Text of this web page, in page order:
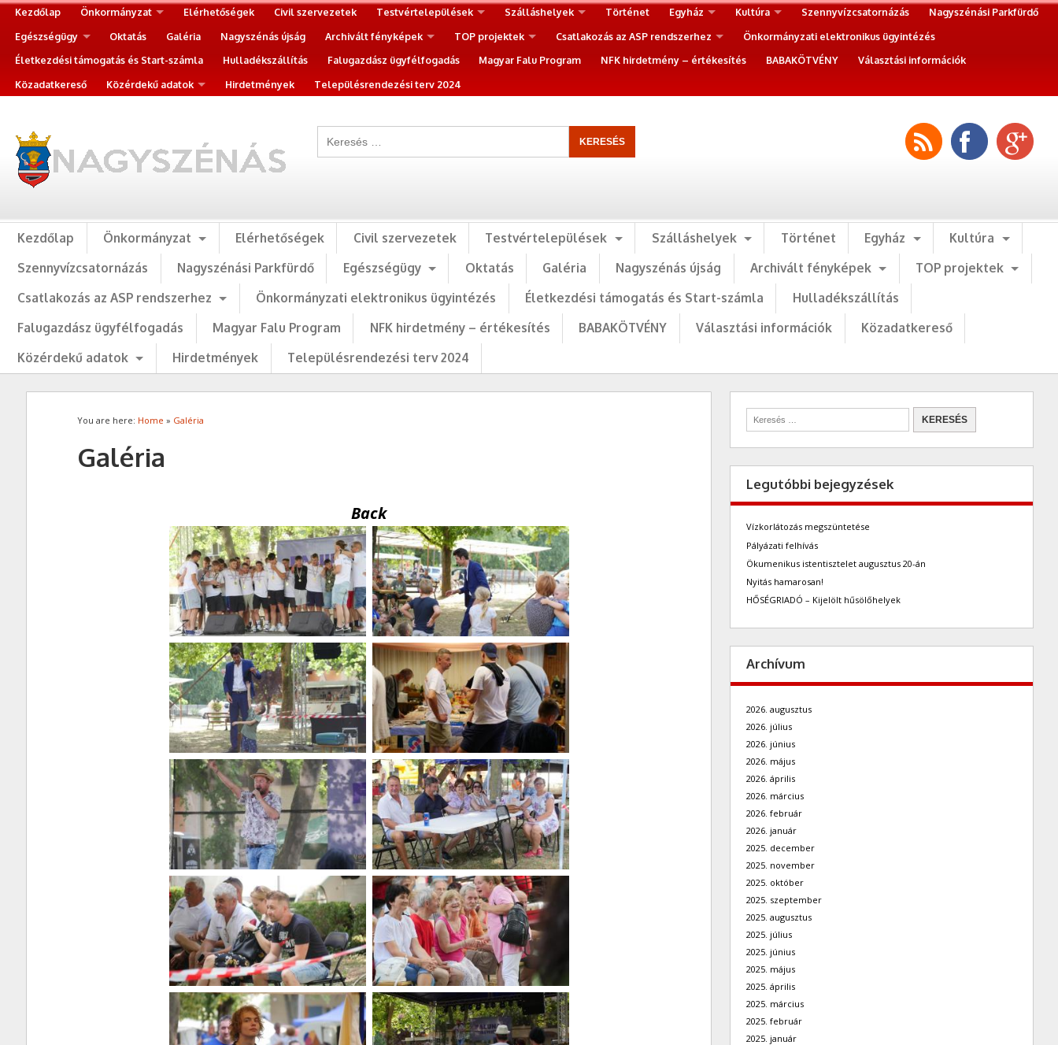
Kezdőlap Önkormányzat Elérhetőségek Civil szervezetek Testvértelepülések Szálláshelyek Történet Egyház Kultúra Szennyvízcsatornázás
Nagyszénási Parkfürdő
Egészségügy
Oktatás Galéria Nagyszénás újság Archivált fényképek TOP projektek Csatlakozás az ASP rendszerhez
Önkormányzati elektronikus ügyintézés
Életkezdési támogatás és Start-számla
Hulladékszállítás Falugazdász ügyfélfogadás Magyar Falu Program NFK hirdetmény – értékesítés BABAKÖTVÉNY
Választási információk
Közadatkereső
Közérdekű adatok Hirdetmények Településrendezési terv 2024
Kezdőlap Önkormányzat Elérhetőségek Civil szervezetek Testvértelepülések Szálláshelyek Történet Egyház
Kultúra
Szennyvízcsatornázás
Nagyszénási Parkfürdő Egészségügy Oktatás Galéria Nagyszénás újság Archivált fényképek
TOP projektek
Csatlakozás az ASP rendszerhez
Önkormányzati elektronikus ügyintézés Életkezdési támogatás és Start-számla
Hulladékszállítás
Falugazdász ügyfélfogadás
Magyar Falu Program NFK hirdetmény – értékesítés BABAKÖTVÉNY Választási információk
Közadatkereső
Közérdekű adatok
Hirdetmények Településrendezési terv 2024
You are here: Home » Galéria
Galéria
Back
Legutóbbi bejegyzések
Vízkorlátozás megszüntetése
Pályázati felhívás
Ökumenikus istentisztelet augusztus 20-án
Nyitás hamarosan!
HŐSÉGRIADÓ – Kijelölt hűsölőhelyek
Archívum
2026. augusztus
2026. július
2026. június
2026. május
2026. április
2026. március
2026. február
2026. január
2025. december
2025. november
2025. október
2025. szeptember
2025. augusztus
2025. július
2025. június
2025. május
2025. április
2025. március
2025. február
2025. január